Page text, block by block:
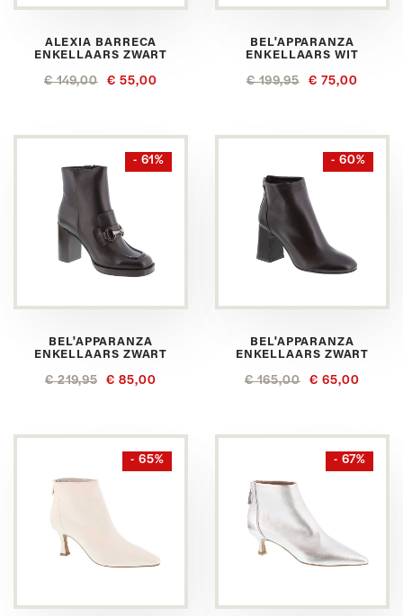
ALEXIA BARRECA
ENKELLAARS ZWART
€ 149,00 € 55,00
BEL'APPARANZA
ENKELLAARS WIT
€ 199,95 € 75,00
- 61%
BEL'APPARANZA
ENKELLAARS ZWART
€ 219,95 € 85,00
- 60%
BEL'APPARANZA
ENKELLAARS ZWART
€ 165,00 € 65,00
- 65% - 67%